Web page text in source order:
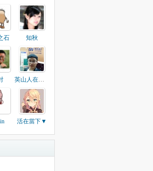
石 知秋
英山人在北京
活在當下▼